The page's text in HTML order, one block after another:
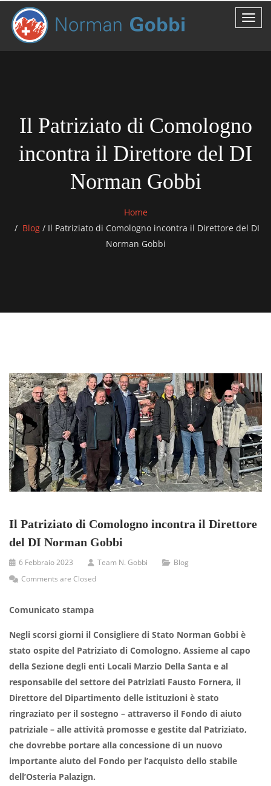
Il Patriziato di Comologno
incontra il Direttore del DI
Norman Gobbi
Home
Blog / Il Patriziato di Comologno incontra il Direttore del DI
Norman Gobbi
Il Patriziato di Comologno incontra il Direttore
del DI Norman Gobbi
6 Febbraio 2023 Team N. Gobbi
Blog
Comments are Closed
Comunicato stampa
Negli scorsi giorni il Consigliere di Stato Norman Gobbi è
stato ospite del Patriziato di Comologno. Assieme al capo
della Sezione degli enti Locali Marzio Della Santa e al
responsabile del settore dei Patriziati Fausto Fornera, il
Direttore del Dipartimento delle istituzioni è stato
ringraziato per il sostegno – attraverso il Fondo di aiuto
patriziale – alle attività promosse e gestite dal Patriziato,
che dovrebbe portare alla concessione di un nuovo
importante aiuto del Fondo per l’acquisto dello stabile
dell’Osteria Palazign.